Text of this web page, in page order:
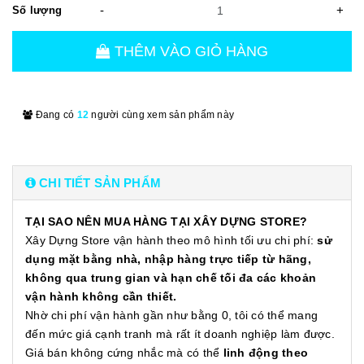
Số lượng - +
THÊM VÀO GIỎ HÀNG
Đang có 12 người cùng xem sản phẩm này
CHI TIẾT SẢN PHẨM
TẠI SAO NÊN MUA HÀNG TẠI XÂY DỰNG STORE?
Xây Dựng Store vận hành theo mô hình tối ưu chi phí:sử
dụng mặt bằng nhà, nhập hàng trực tiếp từ hãng,
không qua trung gian và hạn chế tối đa các khoản
vận hành không cần thiết.
Nhờ chi phí vận hành gần như bằng 0, tôi có thể mang
đến mức giá cạnh tranh mà rất ít doanh nghiệp làm được.
Giá bán không cứng nhắc mà có thể linh động theo